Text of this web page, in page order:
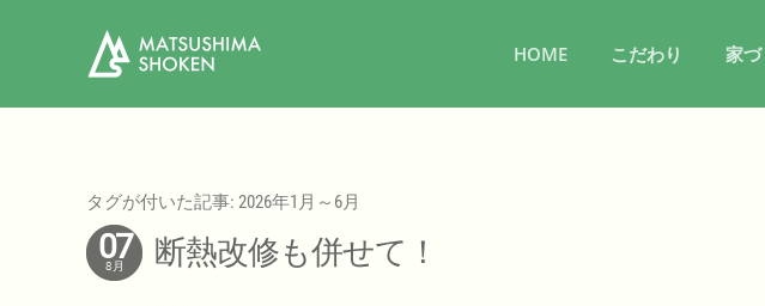
HOME こだわり 家づ
タグが付いた記事: 2026年1月～6月
07
8月 断熱改修も併せて！